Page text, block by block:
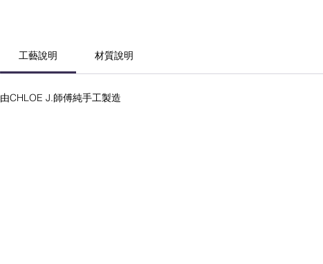
工藝說明 材質說明
由CHLOE J.師傅純手工製造